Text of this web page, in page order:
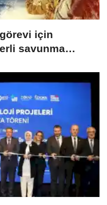
görevi için
savunma